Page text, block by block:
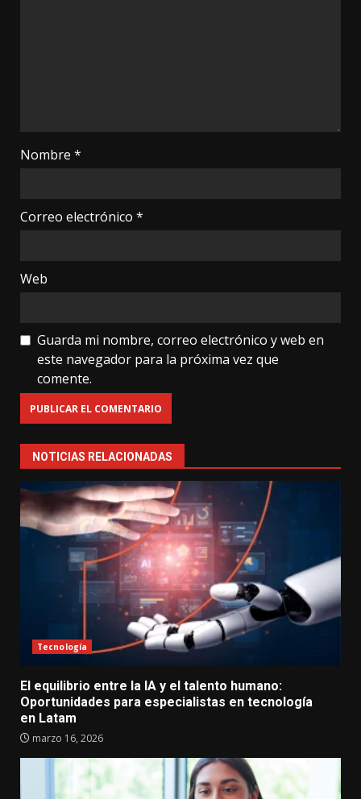
Nombre *
Correo electrónico *
Web
Guarda mi nombre, correo electrónico y web en
este navegador para la próxima vez que
comente.
NOTICIAS RELACIONADAS
Tecnología
El equilibrio entre la IA y el talento humano:
Oportunidades para especialistas en tecnología
en Latam
marzo 16, 2026